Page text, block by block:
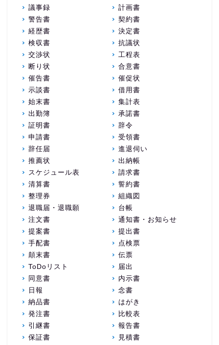
議事録
計画書
警告書
契約書
経歴書
決定書
検収書
抗議状
交渉状
工程表
断り状
合意書
催告書
催促状
示談書
借用書
始末書
集計表
出勤簿
承諾書
証明書
辞令
申請書
受領書
辞任届
進退伺い
推薦状
出納帳
スケジュール表
請求書
清算書
誓約書
整理券
組織図
退職届・退職願
台帳
注文書
通知書・お知らせ
提案書
提出書
手配書
点検票
顛末書
伝票
ToDoリスト
届出
同意書
内示書
日報
念書
納品書
はがき
発注書
比較表
引継書
報告書
保証書
見積書